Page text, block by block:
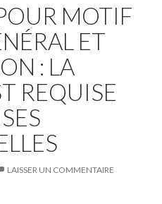
MOTIF
ET
: LA
REQUISE
LAISSER UN COMMENTAIRE